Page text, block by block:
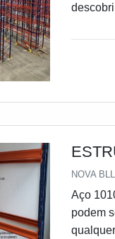
cliente
NOVA
Aço
podem